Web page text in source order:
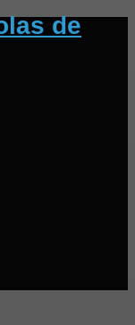
de